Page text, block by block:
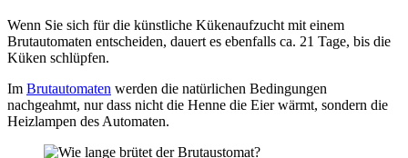
Wenn Sie sich für die künstliche Kükenaufzucht mit einem
Brutautomaten entscheiden, dauert es ebenfalls ca. 21 Tage, bis die
Küken schlüpfen.
Im Brutautomaten werden die natürlichen Bedingungen
nachgeahmt, nur dass nicht die Henne die Eier wärmt, sondern die
Heizlampen des Automaten.